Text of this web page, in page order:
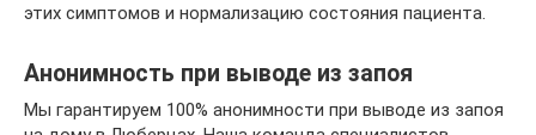
этих симптомов и нормализацию состояния пациента.
Анонимность при выводе из запоя
Мы гарантируем 100% анонимности при выводе из запоя